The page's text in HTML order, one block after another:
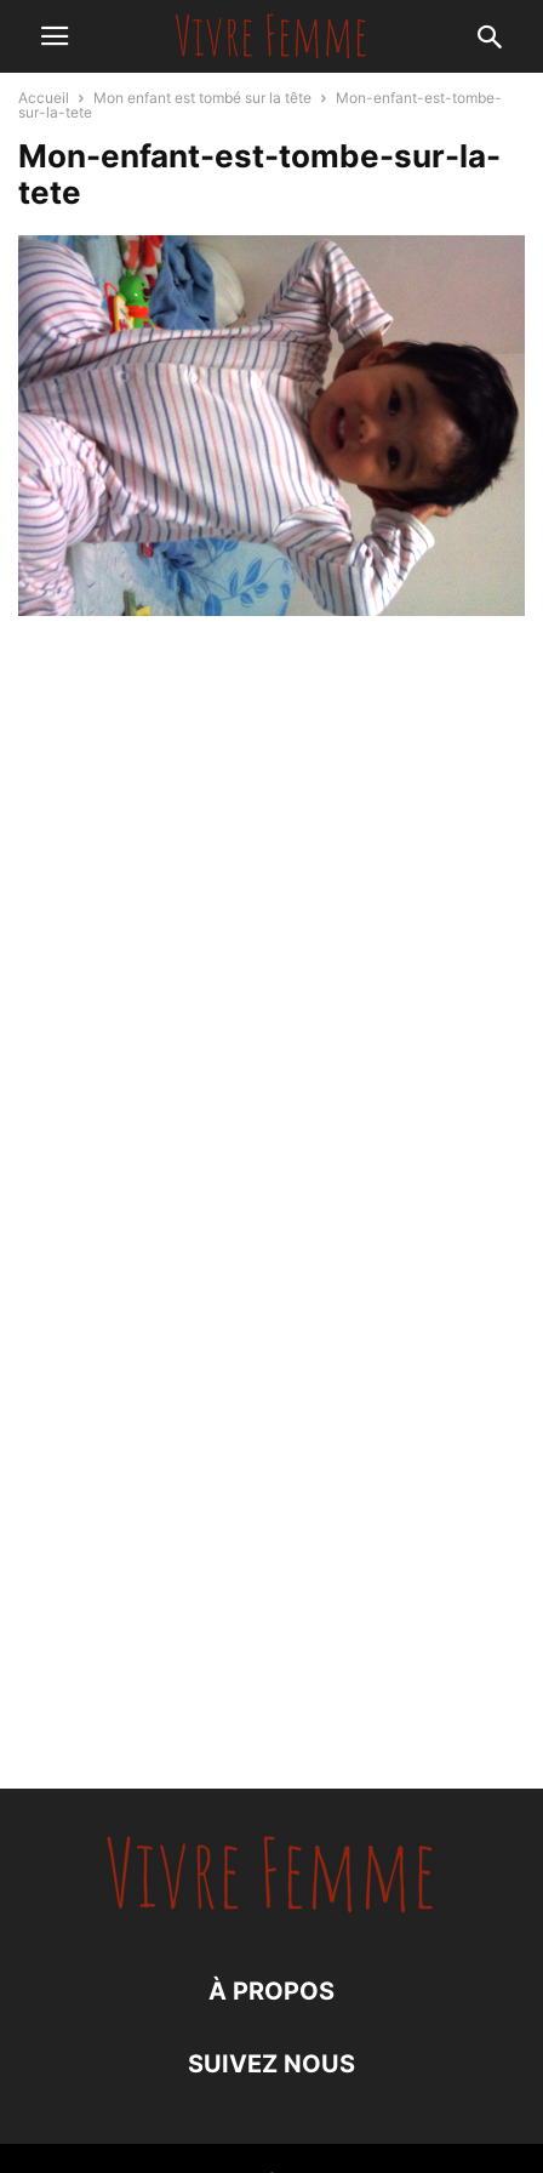
Accueil Mon enfant est tombé sur la tête
Mon-enfant-est-tombe-
sur-la-tete
Mon-enfant-est-tombe-sur-la-
tete
À PROPOS
SUIVEZ NOUS